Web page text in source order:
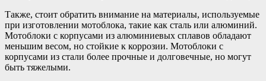
Также, стоит обратить внимание на материалы, используемые
при изготовлении мотоблока, такие как сталь или алюминий.
Мотоблоки с корпусами из алюминиевых сплавов обладают
меньшим весом, но стойкие к коррозии. Мотоблоки с
корпусами из стали более прочные и долговечные, но могут
быть тяжелыми.